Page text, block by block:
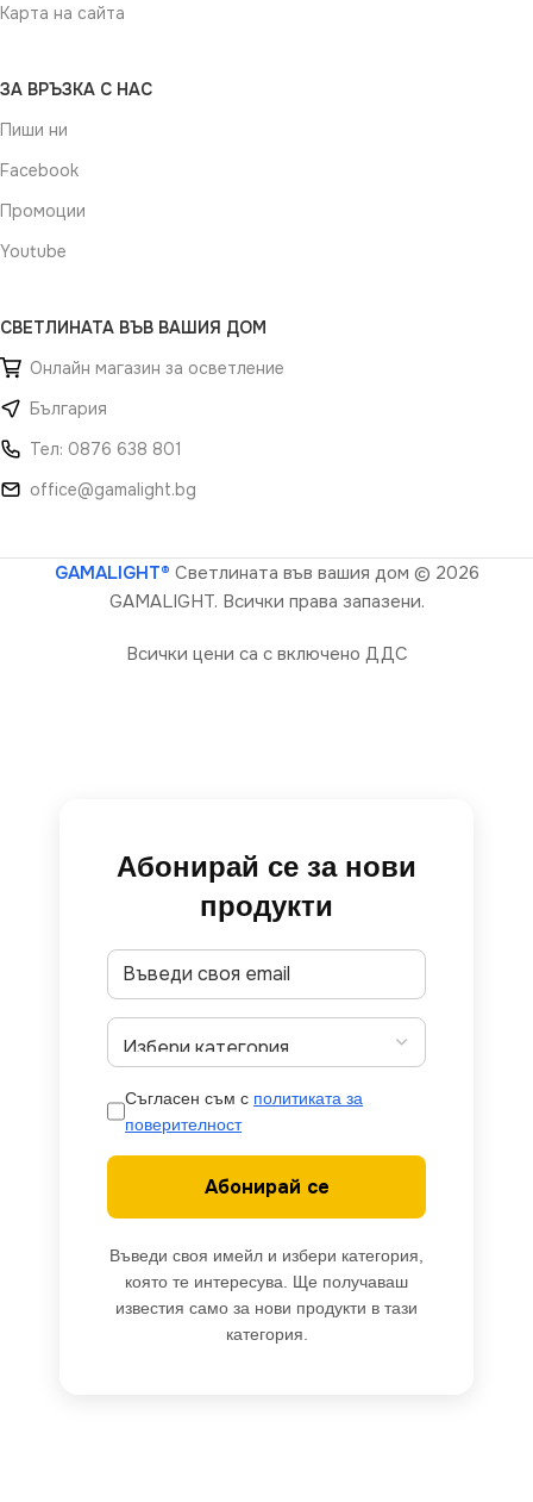
Карта на сайта
ЗА ВРЪЗКА С НАС
Пиши ни
Facebook
Промоции
Youtube
СВЕТЛИНАТА ВЪВ ВАШИЯ ДОМ
Онлайн магазин за осветление
България
Тел: 0876 638 801
office@gamalight.bg
GAMALIGHT® Светлината във вашия дом © 2026
GAMALIGHT. Всички права запазени.
Всички цени са с включено ДДС
Абонирай се за нови
продукти
Съгласен съм с политиката за
поверителност
Абонирай се
Въведи своя имейл и избери категория,
която те интересува. Ще получаваш
известия само за нови продукти в тази
категория.